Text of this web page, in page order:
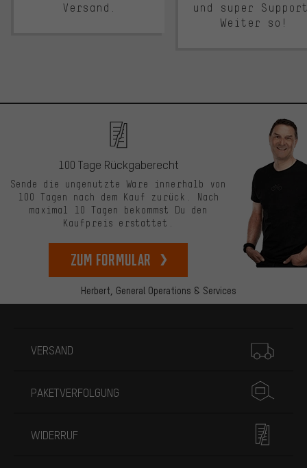
Versand.
und super
Weiter so!
Herbert, General Operations & Services
100 Tage Rückgaberecht
Sende die ungenutzte Ware innerhalb von
100 Tagen nach dem Kauf zurück. Nach
maximal 10 Tagen bekommst Du den
Kaufpreis erstattet.
zum Formular
VERSAND
PAKETVERFOLGUNG
WIDERRUF